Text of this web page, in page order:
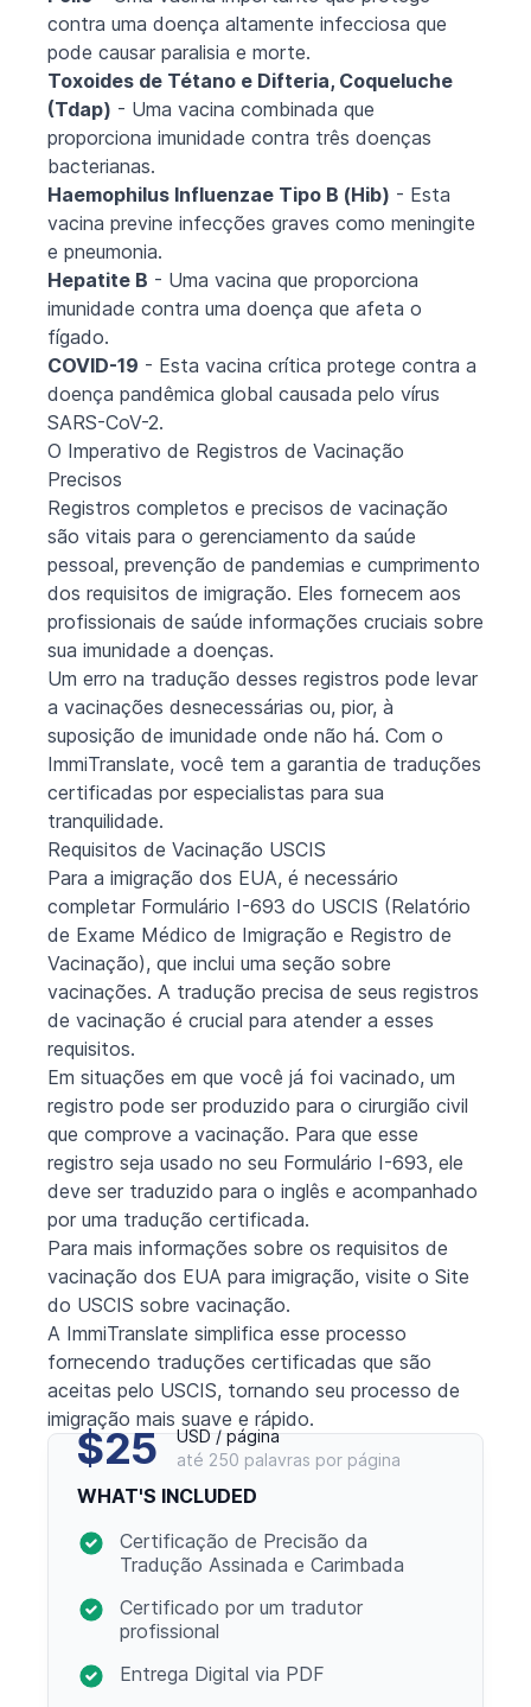
contra uma doença altamente infecciosa que
pode causar paralisia e morte.
Toxoides de Tétano e Difteria, Coqueluche
(Tdap) - Uma vacina combinada que
proporciona imunidade contra três doenças
bacterianas.
Haemophilus Influenzae Tipo B (Hib) - Esta
vacina previne infecções graves como meningite
e pneumonia.
Hepatite B - Uma vacina que proporciona
imunidade contra uma doença que afeta o
fígado.
COVID-19 - Esta vacina crítica protege contra a
doença pandêmica global causada pelo vírus
SARS-CoV-2.
O Imperativo de Registros de Vacinação
Precisos
Registros completos e precisos de vacinação
são vitais para o gerenciamento da saúde
pessoal, prevenção de pandemias e cumprimento
dos requisitos de imigração. Eles fornecem aos
profissionais de saúde informações cruciais sobre
sua imunidade a doenças.
Um erro na tradução desses registros pode levar
a vacinações desnecessárias ou, pior, à
suposição de imunidade onde não há. Com o
ImmiTranslate, você tem a garantia de traduções
certificadas por especialistas para sua
tranquilidade.
Requisitos de Vacinação USCIS
Para a imigração dos EUA, é necessário
completar Formulário I-693 do USCIS (Relatório
de Exame Médico de Imigração e Registro de
Vacinação), que inclui uma seção sobre
vacinações. A tradução precisa de seus registros
de vacinação é crucial para atender a esses
requisitos.
Em situações em que você já foi vacinado, um
registro pode ser produzido para o cirurgião civil
que comprove a vacinação. Para que esse
registro seja usado no seu Formulário I-693, ele
deve ser traduzido para o inglês e acompanhado
por uma tradução certificada.
Para mais informações sobre os requisitos de
vacinação dos EUA para imigração, visite o Site
do USCIS sobre vacinação.
A ImmiTranslate simplifica esse processo
fornecendo traduções certificadas que são
aceitas pelo USCIS, tornando seu processo de
imigração mais suave e rápido.
$25
USD / página
até 250 palavras por página
WHAT'S INCLUDED
Certificação de Precisão da
Tradução Assinada e Carimbada
Certificado por um tradutor
profissional
Entrega Digital via PDF